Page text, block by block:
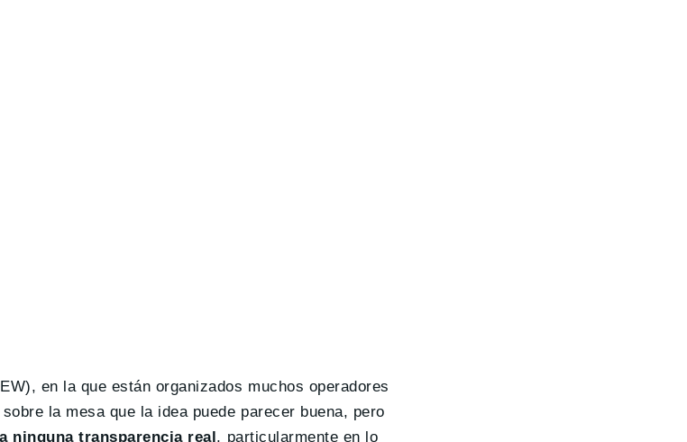
en la que están organizados muchos operadores
la mesa que la idea puede parecer buena, pero
ninguna transparencia real, particularmente en lo